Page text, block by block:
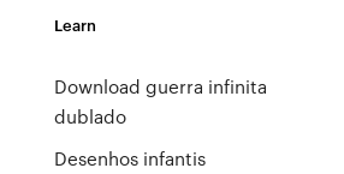
Learn
Download guerra infinita
dublado
Desenhos infantis